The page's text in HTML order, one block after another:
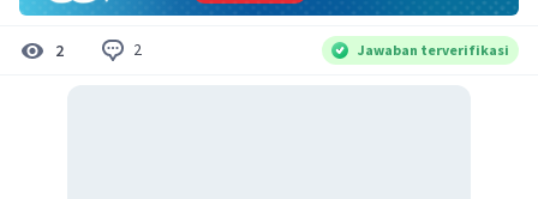
2 2 Jawaban terverifikasi